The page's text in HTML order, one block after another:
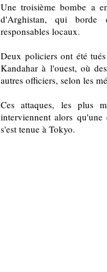
Une troisième bombe a
d'Arghistan, qui borde
responsables locaux.
Deux policiers ont été
Kandahar à l'ouest, où
autres officiers, selon les
Ces attaques, les plus
interviennent alors qu'une
s'est tenue à Tokyo.